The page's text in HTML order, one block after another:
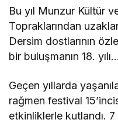
Bu yıl Munzur Kültür
Topraklarından
Dersim dostlarının
bir buluşmanın 18. yılı…
Geçen yıllarda
rağmen festival
etkinliklerle kutlandı.